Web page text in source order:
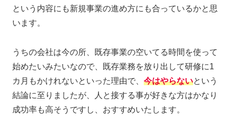
という内容にも新規事業の進め方にも合っているかと思
います。
うちの会社は今の所、既存事業の空いてる時間を使って
始めたいみたいなので、既存業務を放り出して研修に1
カ月もかけれないといった理由で、 今はやらないという
結論に至りましたが、人と接する事が好きな方はかなり
成功率も高そうですし、おすすめいたします。